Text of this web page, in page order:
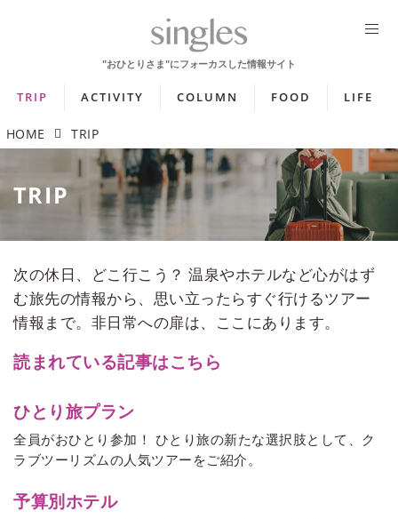
TRIP ACTIVITY COLUMN FOOD LIFE
HOME TRIP
TRIP
次の休日、どこ行こう？ 温泉やホテルなど心がはず
む旅先の情報から、思い立ったらすぐ行けるツアー
情報まで。非日常への扉は、ここにあります。
読まれている記事はこちら
ひとり旅プラン
全員がおひとり参加！ ひとり旅の新たな選択肢として、ク
ラブツーリズムの人気ツアーをご紹介。
予算別ホテル